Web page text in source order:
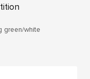
green/white